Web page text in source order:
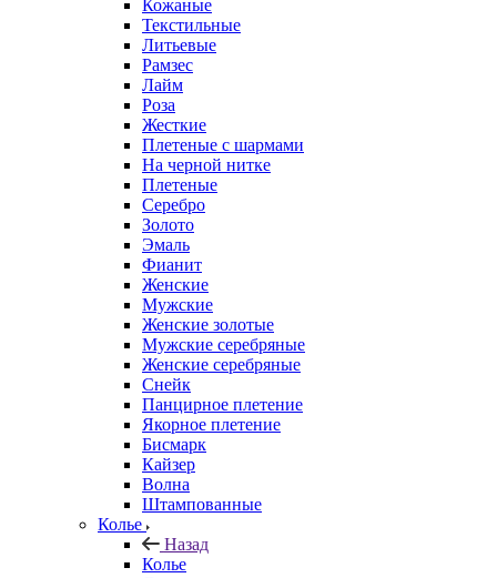
Кожаные
Текстильные
Литьевые
Рамзес
Лайм
Роза
Жесткие
Плетеные с шармами
На черной нитке
Плетеные
Серебро
Золото
Эмаль
Фианит
Женские
Мужские
Женские золотые
Мужские серебряные
Женские серебряные
Снейк
Панцирное плетение
Якорное плетение
Бисмарк
Кайзер
Волна
Штампованные
Колье
Назад
Колье